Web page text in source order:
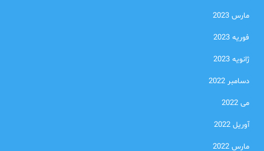
مارس 2023
فوریه 2023
ژانویه 2023
دسامبر 2022
می 2022
آوریل 2022
مارس 2022